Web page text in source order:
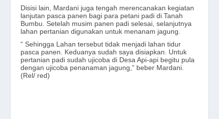
Disisi lain, Mardani juga tengah merencanakan kegiatan
lanjutan pasca panen bagi para petani padi di Tanah
Bumbu. Setelah musim panen padi selesai, selanjutnya
lahan pertanian digunakan untuk menanam jagung.
“ Sehingga Lahan tersebut tidak menjadi lahan tidur
pasca panen. Keduanya sudah saya disiapkan. Untuk
pertanian padi sudah ujicoba di Desa Api-api begitu pula
dengan ujicoba penanaman jagung,” beber Mardani.
(Rel/ red)